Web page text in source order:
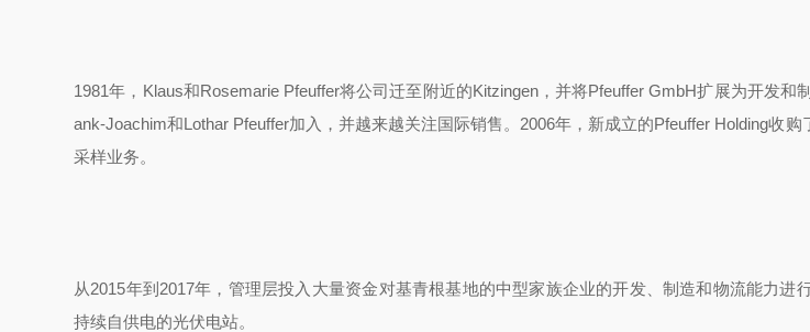
1981年， Klaus和Rosemarie Pfeuffer将公司迁至附近的Kitzingen，并将Pfeuffer GmbH扩展为开发和
ank-Joachim和Lothar Pfeuffer加入，并越来越关注国际销售。 2006年，新成立的Pfeuffer Holding收购
采样业务。
从2015年到 2017年，管理层投入大量资金对基青根基地的中型家族企业的开发、制造和物流能力进
持续自供电的光伏电站。